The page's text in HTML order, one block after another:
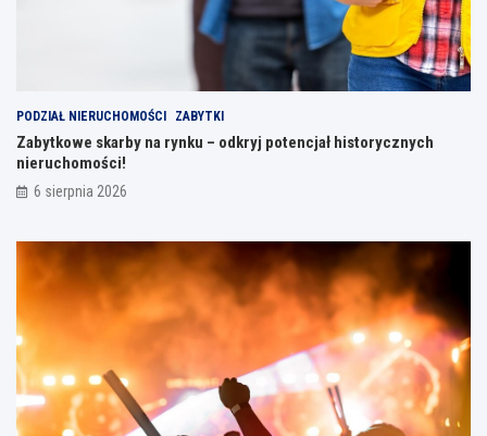
PODZIAŁ NIERUCHOMOŚCI ZABYTKI
Zabytkowe skarby na rynku – odkryj potencjał historycznych
nieruchomości!
6 sierpnia 2026